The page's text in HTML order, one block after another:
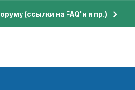
(ссылки на FAQ'и и пр.)